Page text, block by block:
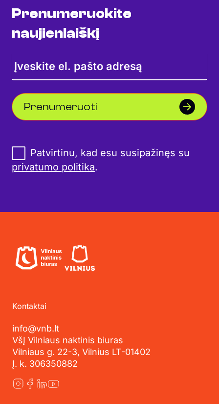
Prenumeruokite
naujienlaiškį
Prenumeruoti
Patvirtinu, kad esu susipažinęs su
privatumo politika.
Kontaktai
info@vnb.lt
VšĮ Vilniaus naktinis biuras
Vilniaus g. 22-3, Vilnius LT-01402
Į. k. 306350882